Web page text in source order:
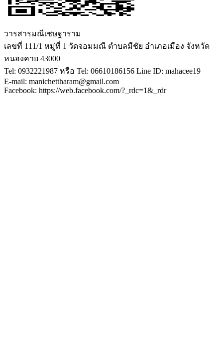
วารสารมณีเชษฐาราม
เลขที่ 111/1 หมู่ที่ 1 วัดจอมมณี ตำบลมีชัย อำเภอเมือง จังหวัด
หนองคาย 43000
Tel: 0932221987 หรือ Tel: 06610186156 Line ID: mahacee19
E-mail: manichettharam@gmail.com
Facebook: https://web.facebook.com/?_rdc=1&_rdr